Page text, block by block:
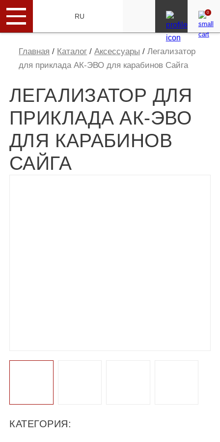
RU
ENG 0
Главная / Каталог /Аксессуары /Легализатор
для приклада АК-ЭВО для карабинов Сайга
ЛЕГАЛИЗАТОР ДЛЯ
ПРИКЛАДА АК-ЭВО
ДЛЯ КАРАБИНОВ
САЙГА
КАТЕГОРИЯ: